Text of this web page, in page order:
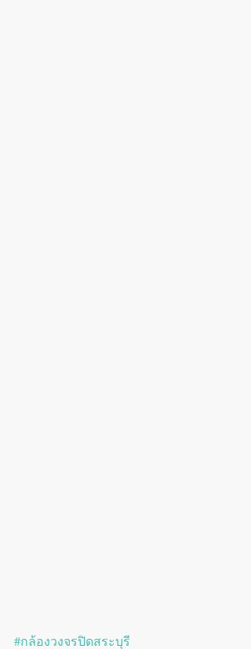
#กล้องวงจรปิดสระบุรี